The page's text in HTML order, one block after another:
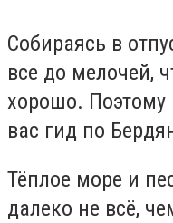
Собираясь в
все до мелочей,
хорошо. Поэтому
вас гид по
Тёплое море и
далеко не всё,